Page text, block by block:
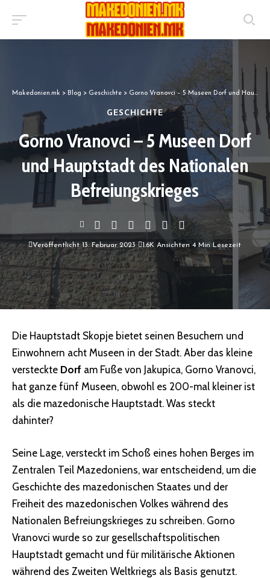
Makedonien.mk > Blog > Geschichte > Gorno Vranovci – 5 Museen Dorf und Hauptstadt des Nationalen Befreiungskrieges
GESCHICHTE
Gorno Vranovci – 5 Museen Dorf
und Hauptstadt des Nationalen
Befreiungskrieges
Veröffentlicht 13. Februar 2023 1.6K Ansichten 4 Min Lesezeit
Die Hauptstadt Skopje bietet seinen Besuchern und
Einwohnern acht Museen in der Stadt. Aber das kleine
versteckte Dorf am Fuße von Jakupica, Gorno Vranovci,
hat ganze fünf Museen, obwohl es 200-mal kleiner ist
als die mazedonische Hauptstadt. Was steckt
dahinter?
Seine Lage, versteckt im Schoß eines hohen Berges im
Zentralen Teil Mazedoniens, war entscheidend, um die
Geschichte des mazedonischen Staates und der
Freiheit des mazedonischen Volkes während des
Nationalen Befreiungskrieges zu schreiben. Gorno
Vranovci wurde so zur gesellschaftspolitischen
Hauptstadt gemacht und für militärische Aktionen
während des Zweiten Weltkriegs als Basis genutzt.